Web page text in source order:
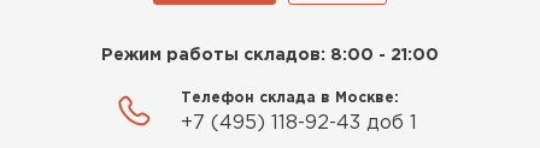
Режим работы складов: 8:00 - 21:00
Телефон склада в Москве:
+7 (495) 118-92-43 доб 1